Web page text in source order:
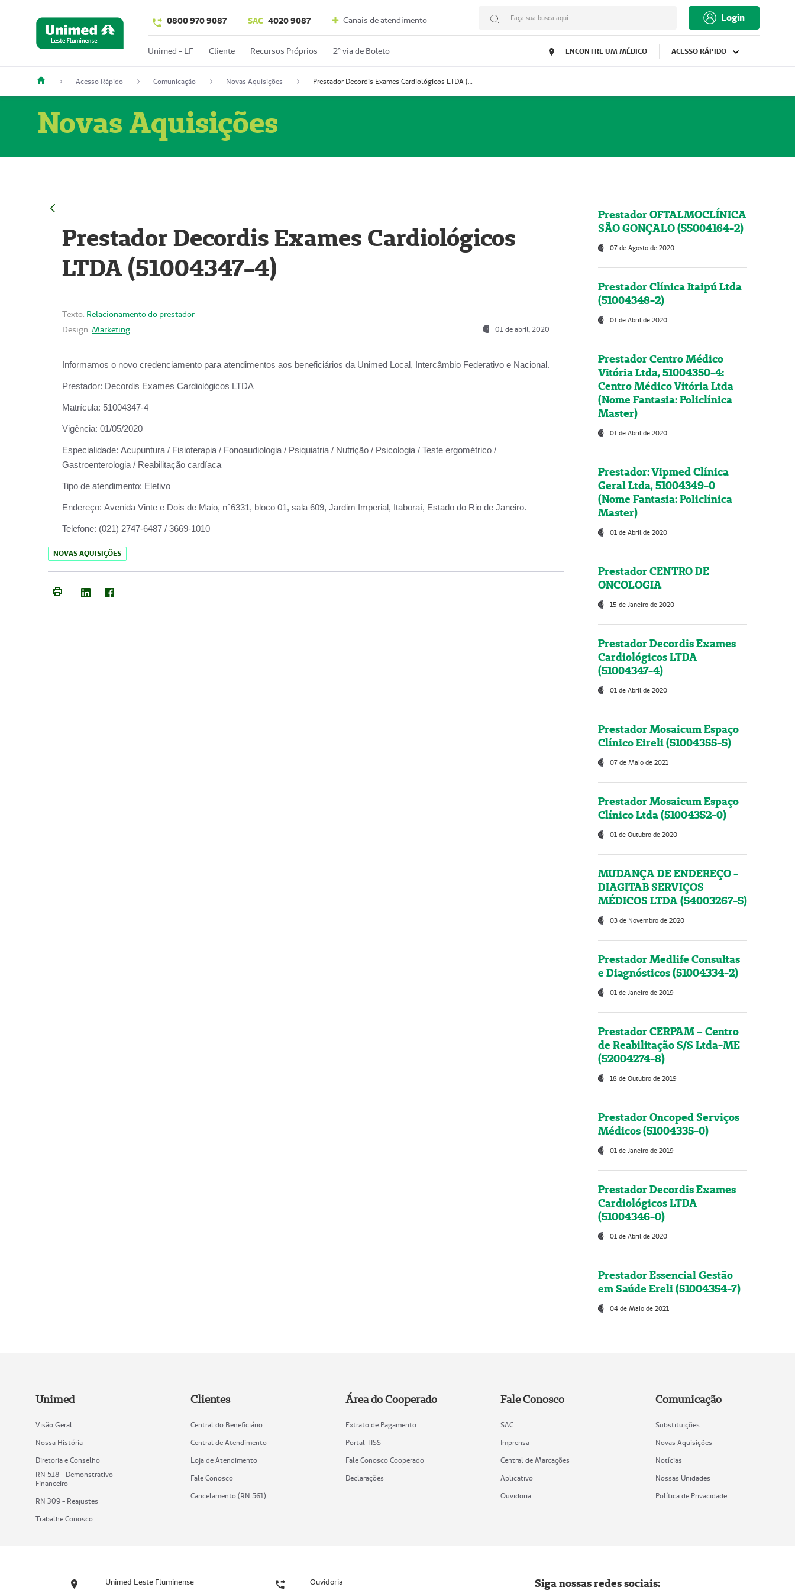
0800 970 9087 SAC 4020 9087 Canais de atendimento Faça sua busca aqui Login
Unimed - LF Cliente Recursos Próprios 2º via de Boleto ENCONTRE UM MÉDICO ACESSO RÁPIDO
Acesso Rápido Comunicação Novas Aquisições Prestador Decordis Exames Cardiológicos LTDA (51004347-4)
Novas Aquisições
Prestador Decordis Exames Cardiológicos
LTDA (51004347-4)
Texto: Relacionamento do prestador
Design: Marketing 01 de abril, 2020
Informamos o novo credenciamento para atendimentos aos beneficiários da Unimed Local, Intercâmbio Federativo e Nacional.
Prestador: Decordis Exames Cardiológicos LTDA
Matrícula: 51004347-4
Vigência: 01/05/2020
Especialidade: Acupuntura / Fisioterapia / Fonoaudiologia / Psiquiatria / Nutrição / Psicologia / Teste ergométrico /
Gastroenterologia / Reabilitação cardíaca
Tipo de atendimento: Eletivo
Endereço: Avenida Vinte e Dois de Maio, n°6331, bloco 01, sala 609, Jardim Imperial, Itaboraí, Estado do Rio de Janeiro.
Telefone: (021) 2747-6487 / 3669-1010
NOVAS AQUISIÇÕES
Prestador OFTALMOCLÍNICA
SÃO GONÇALO (55004164-2)
07 de Agosto de 2020
Prestador Clínica Itaipú Ltda
(51004348-2)
01 de Abril de 2020
Prestador Centro Médico
Vitória Ltda, 51004350-4:
Centro Médico Vitória Ltda
(Nome Fantasia: Policlínica
Master)
01 de Abril de 2020
Prestador: Vipmed Clínica
Geral Ltda, 51004349-0
(Nome Fantasia: Policlínica
Master)
01 de Abril de 2020
Prestador CENTRO DE
ONCOLOGIA
15 de Janeiro de 2020
Prestador Decordis Exames
Cardiológicos LTDA
(51004347-4)
01 de Abril de 2020
Prestador Mosaicum Espaço
Clínico Eireli (51004355-5)
07 de Maio de 2021
Prestador Mosaicum Espaço
Clínico Ltda (51004352-0)
01 de Outubro de 2020
MUDANÇA DE ENDEREÇO -
DIAGITAB SERVIÇOS
MÉDICOS LTDA (54003267-5)
03 de Novembro de 2020
Prestador Medlife Consultas
e Diagnósticos (51004334-2)
01 de Janeiro de 2019
Prestador CERPAM – Centro
de Reabilitação S/S Ltda-ME
(52004274-8)
18 de Outubro de 2019
Prestador Oncoped Serviços
Médicos (51004335-0)
01 de Janeiro de 2019
Prestador Decordis Exames
Cardiológicos LTDA
(51004346-0)
01 de Abril de 2020
Prestador Essencial Gestão
em Saúde Ereli (51004354-7)
04 de Maio de 2021
Unimed
Visão Geral
Nossa História
Diretoria e Conselho
RN 518 - Demonstrativo
Financeiro
RN 309 - Reajustes
Trabalhe Conosco
Clientes
Central do Beneficiário
Central de Atendimento
Loja de Atendimento
Fale Conosco
Cancelamento (RN 561)
Área do Cooperado
Extrato de Pagamento
Portal TISS
Fale Conosco Cooperado
Declarações
Fale Conosco
SAC
Imprensa
Central de Marcações
Aplicativo
Ouvidoria
Comunicação
Substituições
Novas Aquisições
Notícias
Nossas Unidades
Política de Privacidade
Unimed Leste Fluminense Ouvidoria Siga nossas redes sociais: